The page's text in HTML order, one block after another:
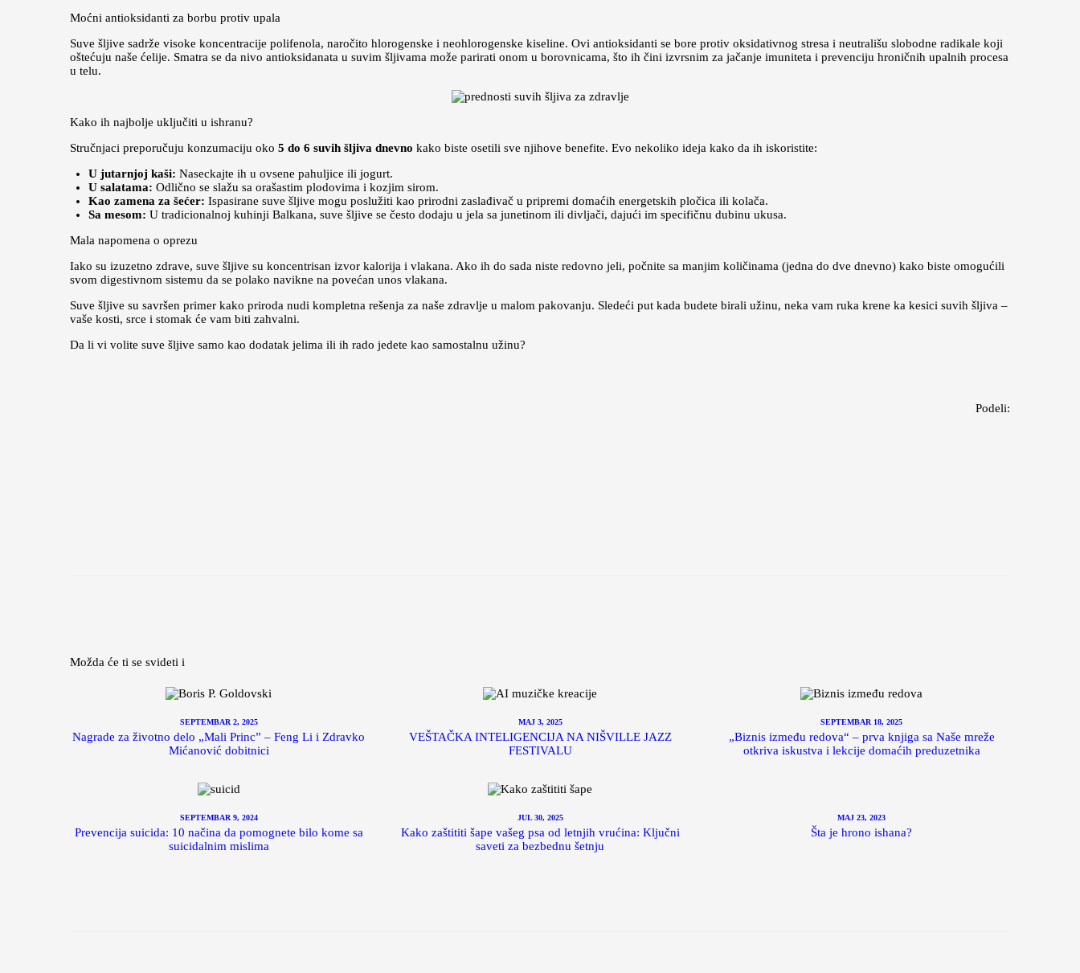
Moćni antioksidanti za borbu protiv upala
Suve šljive sadrže visoke koncentracije polifenola, naročito hlorogenske i neohlorogenske kiseline. Ovi antioksidanti se bore protiv oksidativnog stresa i neutrališu slobodne radikale koji
oštećuju naše ćelije. Smatra se da nivo antioksidanata u suvim šljivama može parirati onom u borovnicama, što ih čini izvrsnim za jačanje imuniteta i prevenciju hroničnih upalnih procesa
u telu.
Kako ih najbolje uključiti u ishranu?
Stručnjaci preporučuju konzumaciju oko 5 do 6 suvih šljiva dnevno kako biste osetili sve njihove benefite. Evo nekoliko ideja kako da ih iskoristite:
U jutarnjoj kaši: Naseckajte ih u ovsene pahuljice ili jogurt.
U salatama: Odlično se slažu sa orašastim plodovima i kozjim sirom.
Kao zamena za šećer: Ispasirane suve šljive mogu poslužiti kao prirodni zaslađivač u pripremi domaćih energetskih pločica ili kolača.
Sa mesom: U tradicionalnoj kuhinji Balkana, suve šljive se često dodaju u jela sa junetinom ili divljači, dajući im specifičnu dubinu ukusa.
Mala napomena o oprezu
Iako su izuzetno zdrave, suve šljive su koncentrisan izvor kalorija i vlakana. Ako ih do sada niste redovno jeli, počnite sa manjim količinama (jedna do dve dnevno) kako biste omogućili
svom digestivnom sistemu da se polako navikne na povećan unos vlakana.
Suve šljive su savršen primer kako priroda nudi kompletna rešenja za naše zdravlje u malom pakovanju. Sledeći put kada budete birali užinu, neka vam ruka krene ka kesici suvih šljiva –
vaše kosti, srce i stomak će vam biti zahvalni.
Da li vi volite suve šljive samo kao dodatak jelima ili ih rado jedete kao samostalnu užinu?
Podeli:
Možda će ti se svideti i
SEPTEMBAR 2, 2025
Nagrade za životno delo „Mali Princ” – Feng Li i Zdravko
Mićanović dobitnici
MAJ 3, 2025
VEŠTAČKA INTELIGENCIJA NA NIŠVILLE JAZZ
FESTIVALU
SEPTEMBAR 18, 2025
„Biznis između redova“ – prva knjiga sa Naše mreže
otkriva iskustva i lekcije domaćih preduzetnika
SEPTEMBAR 9, 2024
Prevencija suicida: 10 načina da pomognete bilo kome sa
suicidalnim mislima
JUL 30, 2025
Kako zaštititi šape vašeg psa od letnjih vrućina: Ključni
saveti za bezbednu šetnju
MAJ 23, 2023
Šta je hrono ishana?